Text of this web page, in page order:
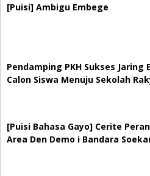
[Puisi] Ambigu Embege
Pendamping PKH Sukses Jaring
Calon Siswa Menuju Sekolah
[Puisi Bahasa Gayo] Cerite
Area Den Demo i Bandara